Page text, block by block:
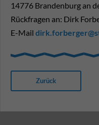
14776 Brandenburg an
Rückfragen an: Dirk
E-Mail
Zurück